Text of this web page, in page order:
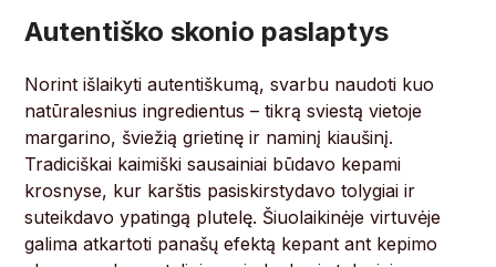
Autentiško skonio paslaptys
Norint išlaikyti autentiškumą, svarbu naudoti kuo
natūralesnius ingredientus – tikrą sviestą vietoje
margarino, šviežią grietinę ir naminį kiaušinį.
Tradiciškai kaimiški sausainiai būdavo kepami
krosnyse, kur karštis pasiskirstydavo tolygiai ir
suteikdavo ypatingą plutelę. Šiuolaikinėje virtuvėje
galima atkartoti panašų efektą kepant ant kepimo